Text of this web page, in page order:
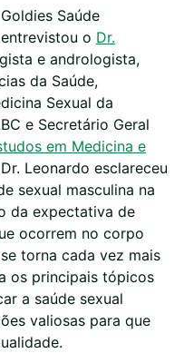
Saúde
o Dr.
e andrologista,
da Saúde,
Sexual da
e Secretário Geral
em Medicina e
Leonardo esclareceu
sexual masculina na
da expectativa de
ocorrem no corpo
torna cada vez mais
os principais tópicos
a saúde sexual
valiosas para que